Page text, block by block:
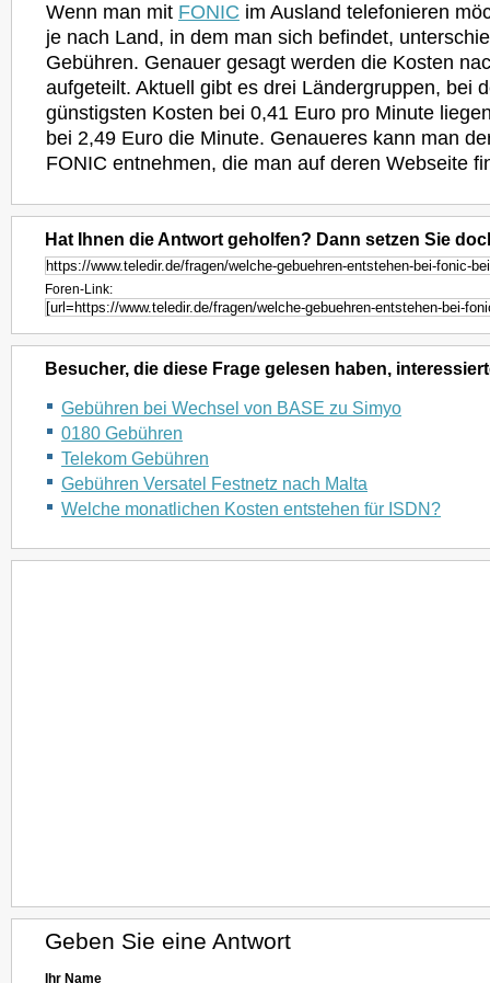
Wenn man mit FONIC im Ausland telefonieren
je nach Land, in dem man sich befindet,
Gebühren. Genauer gesagt werden die Kosten
aufgeteilt. Aktuell gibt es drei Ländergruppen, bei
günstigsten Kosten bei 0,41 Euro pro Minute
bei 2,49 Euro die Minute. Genaueres kann man
FONIC entnehmen, die man auf deren Webseite
Hat Ihnen die Antwort geholfen? Dann setzen Sie
Foren-Link:
Besucher, die diese Frage gelesen haben,
Gebühren bei Wechsel von BASE zu Simyo
0180 Gebühren
Telekom Gebühren
Gebühren Versatel Festnetz nach Malta
Welche monatlichen Kosten entstehen für ISDN?
Geben Sie eine Antwort
Ihr Name